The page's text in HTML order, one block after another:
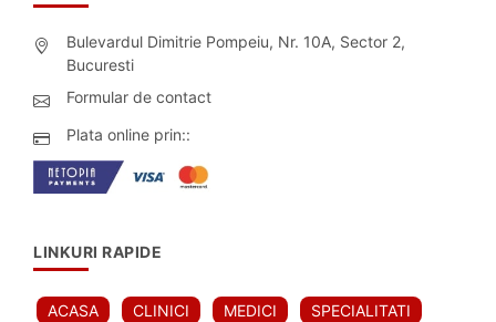
Bulevardul Dimitrie Pompeiu, Nr. 10A, Sector 2,
Bucuresti
Formular de contact
Plata online prin::
LINKURI RAPIDE
ACASA CLINICI MEDICI
SPECIALITATI